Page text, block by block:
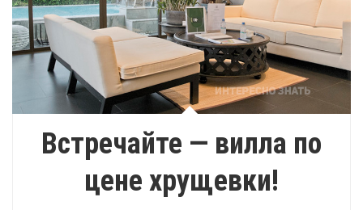
Встречайте — вилла по
цене хрущевки!